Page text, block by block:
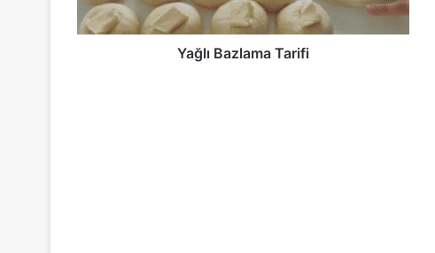
Yağlı Bazlama Tarifi